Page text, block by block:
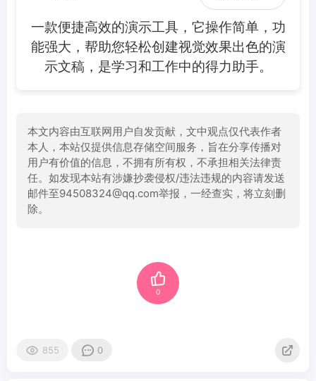
一款便捷高效的演示工具，它操作简单，功
能强大，帮助您轻松创建视觉效果出色的演
示文稿，是学习和工作中的得力助手。
本文内容由互联网用户自发贡献，文中观点仅代表作者
本人，本站仅提供信息存储空间服务，旨在分享传播对
用户有价值的信息，不拥有所有权，不承担相关法律责
任。如发现本站有涉嫌抄袭侵权/违法违规的内容请发送
邮件至94508324@qq.com举报，一经查实，将立刻删
除。
0
855 0